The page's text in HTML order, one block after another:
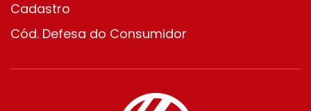
Cadastro
Cód. Defesa do Consumidor